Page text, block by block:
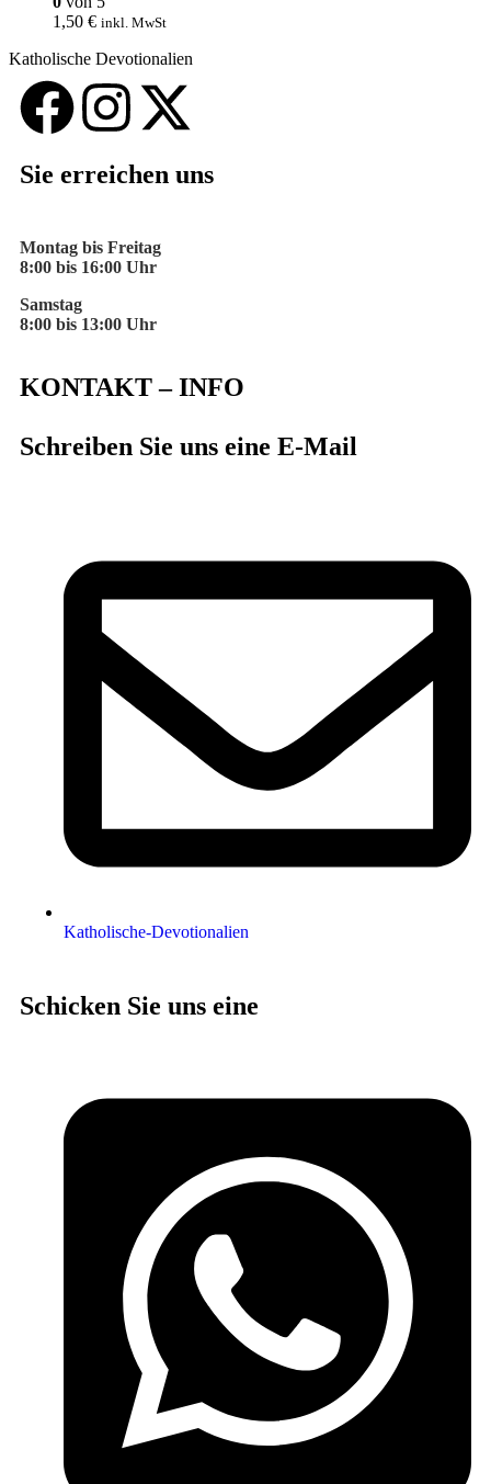
1,50 € inkl. MwSt
Katholische Devotionalien
Sie erreichen uns
Montag bis Freitag
8:00 bis 16:00 Uhr
Samstag
8:00 bis 13:00 Uhr
KONTAKT – INFO
Schreiben Sie uns eine E-Mail
Katholische-Devotionalien
Schicken Sie uns eine